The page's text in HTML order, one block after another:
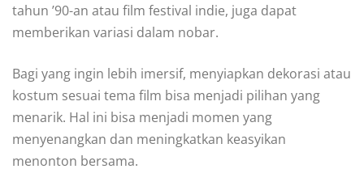
tahun ’90-an atau film festival indie, juga dapat
memberikan variasi dalam nobar.
Bagi yang ingin lebih imersif, menyiapkan dekorasi atau
kostum sesuai tema film bisa menjadi pilihan yang
menarik. Hal ini bisa menjadi momen yang
menyenangkan dan meningkatkan keasyikan
menonton bersama.